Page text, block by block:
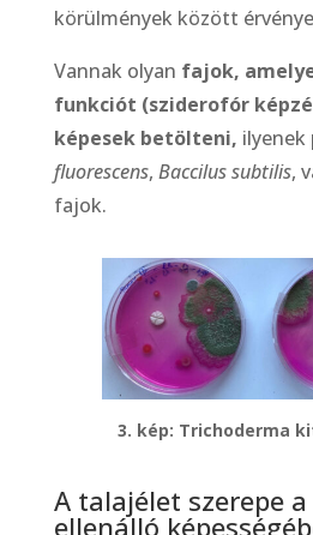
körülmények között
Vannak olyan fajok,
funkciót (sziderofór
képesek betölteni, ilyenek
fluorescens, Baccilus subtilis,
fajok.
3. kép: Trichoderma
A talajélet szerepe
ellenálló